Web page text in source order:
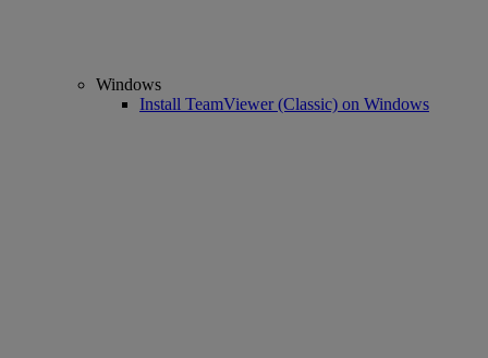
Windows
Install TeamViewer (Classic) on Windows